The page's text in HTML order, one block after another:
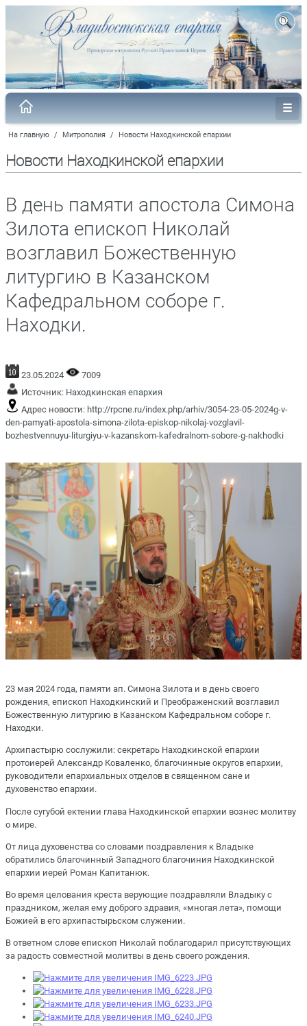
На главную / Митрополия / Новости Находкинской епархии
Новости Находкинской епархии
В день памяти апостола Симона
Зилота епископ Николай
возглавил Божественную
литургию в Казанском
Кафедральном соборе г.
Находки.
23.05.2024
7009
Источник: Находкинская епархия
Адрес новости: http://rpcne.ru/index.php/arhiv/3054-23-05-2024g-v-
den-pamyati-apostola-simona-zilota-episkop-nikolaj-vozglavil-
bozhestvennuyu-liturgiyu-v-kazanskom-kafedralnom-sobore-g-nakhodki
23 мая 2024 года, памяти ап. Симона Зилота и в день своего
рождения, епископ Находкинский и Преображенский возглавил
Божественную литургию в Казанском Кафедральном соборе г.
Находки.
Архипастырю сослужили: секретарь Находкинской епархии
протоиерей Александр Коваленко, благочинные округов епархии,
руководители епархиальных отделов в священном сане и
духовенство епархии.
После сугубой ектении глава Находкинской епархии вознес молитву
о мире.
От лица духовенства со словами поздравления к Владыке
обратились благочинный Западного благочиния Находкинской
епархии иерей Роман Капитанюк.
Во время целования креста верующие поздравляли Владыку с
праздником, желая ему доброго здравия, «многая лета», помощи
Божией в его архипастырьском служении.
В ответном слове епископ Николай поблагодарил присутствующих
за радость совместной молитвы в день своего рождения.